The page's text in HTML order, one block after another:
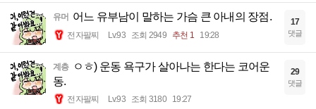
유머 어느 유부남이 말하는 가슴 큰 아내의 장점.
전자팔찌 Lv.93 조회 2949 추천 1 19:28
17
댓글
계층
ㅇㅎ) 운동 욕구가 살아나는 한다는 코어운
동.
전자팔찌 Lv.93 조회 3180 19:27
29
댓글